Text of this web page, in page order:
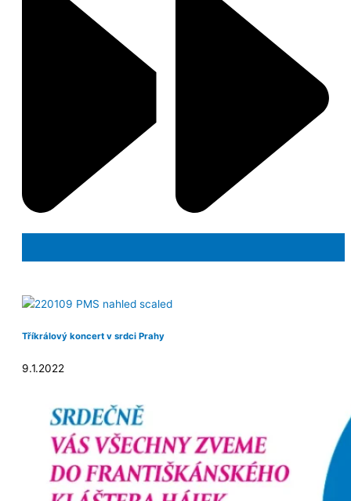
Tříkrálový koncert v srdci Prahy
9.1.2022